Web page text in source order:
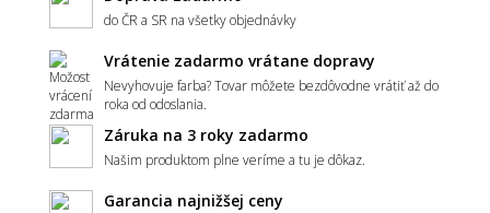
Aký koberec zvoliť do moderného interiéru?
do ČR a SR na všetky objednávky
Vrátenie zadarmo vrátane dopravy
Nevyhovuje farba? Tovar môžete bezdôvodne vrátiť až do
roka od odoslania.
Záruka na 3 roky zadarmo
Našim produktom plne veríme a tu je dôkaz.
Garancia najnižšej ceny